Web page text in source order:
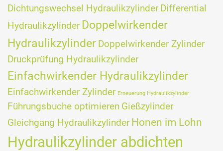
Dichtungswechsel Hydraulikzylinder Differential
Hydraulikzylinder Doppelwirkender
Hydraulikzylinder Doppelwirkender Zylinder
Druckprüfung Hydraulikzylinder
Einfachwirkender Hydraulikzylinder
Einfachwirkender Zylinder Erneuerung Hydraulikzylinder
Führungsbuche optimieren Gießzylinder
Gleichgang Hydraulikzylinder Honen im Lohn
Hydraulikzylinder abdichten